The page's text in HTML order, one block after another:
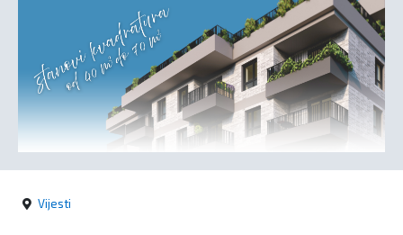
Crna
kronika
Politika
Vijesti